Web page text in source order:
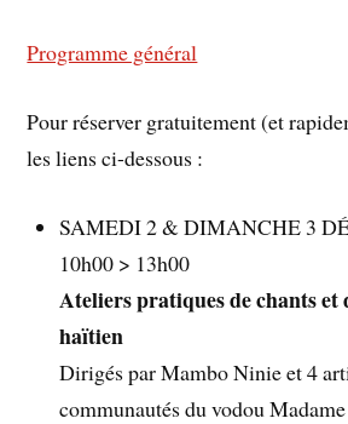
Programme général
Pour réserver gratuitement (et
les liens ci-dessous :
SAMEDI 2 & DIMANCHE 3
10h00 > 13h00
Ateliers pratiques de chants et
haïtien
Dirigés par Mambo Ninie et 4
communautés du vodou